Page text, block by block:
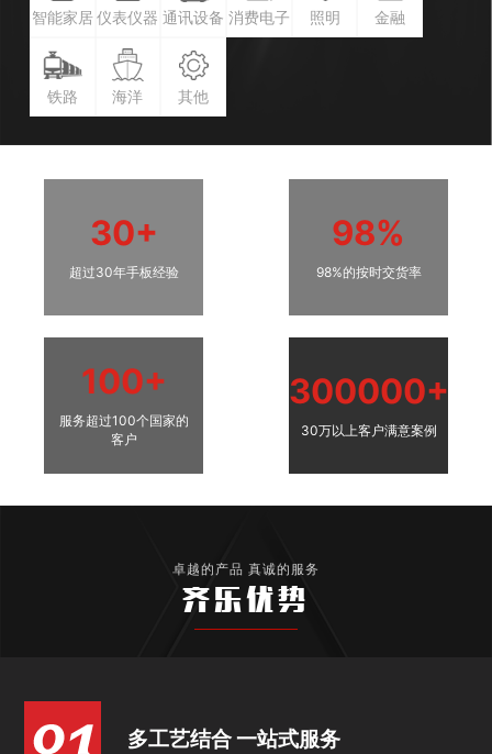
智能家居 仪表仪器 通讯设备 消费电子 照明 金融
铁路 海洋 其他
30+
超过30年手板经验
98%
98%的按时交货率
100+
服务超过100个国家的
客户
300000+
30万以上客户满意案例
卓越的产品 真诚的服务
齐乐优势
多工艺结合 一站式服务